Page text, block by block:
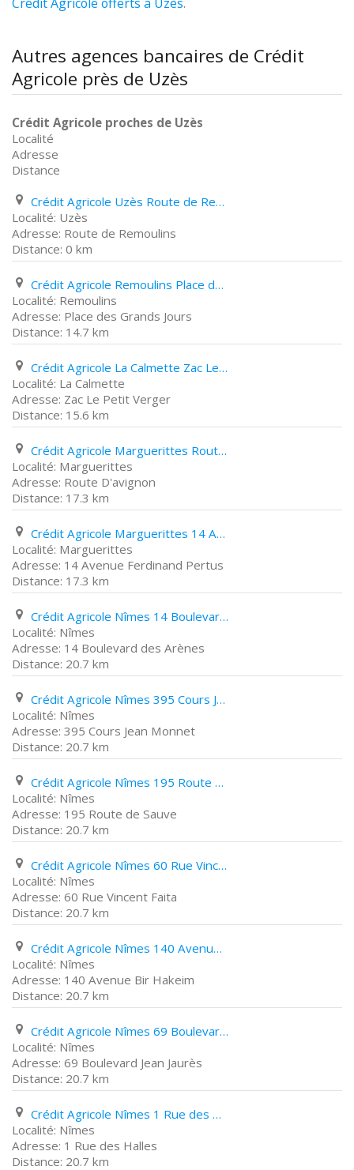
Autres agences bancaires de Crédit
Agricole près de Uzès
Crédit Agricole proches de Uzès
Localité
Adresse
Distance
Crédit Agricole Uzès Route de Remoulins
Uzès
Route de Remoulins
0 km
Crédit Agricole Remoulins Place des Grands Jours
Remoulins
Place des Grands Jours
14.7 km
Crédit Agricole La Calmette Zac Le Petit Verger
La Calmette
Zac Le Petit Verger
15.6 km
Crédit Agricole Marguerittes Route D'avignon
Marguerittes
Route D'avignon
17.3 km
Crédit Agricole Marguerittes 14 Avenue Ferdinand Pertus
Marguerittes
14 Avenue Ferdinand Pertus
17.3 km
Crédit Agricole Nîmes 14 Boulevard des Arènes
Nîmes
14 Boulevard des Arènes
20.7 km
Crédit Agricole Nîmes 395 Cours Jean Monnet
Nîmes
395 Cours Jean Monnet
20.7 km
Crédit Agricole Nîmes 195 Route de Sauve
Nîmes
195 Route de Sauve
20.7 km
Crédit Agricole Nîmes 60 Rue Vincent Faita
Nîmes
60 Rue Vincent Faita
20.7 km
Crédit Agricole Nîmes 140 Avenue Bir Hakeim
Nîmes
140 Avenue Bir Hakeim
20.7 km
Crédit Agricole Nîmes 69 Boulevard Jean Jaurès
Nîmes
69 Boulevard Jean Jaurès
20.7 km
Crédit Agricole Nîmes 1 Rue des Halles
Nîmes
1 Rue des Halles
20.7 km